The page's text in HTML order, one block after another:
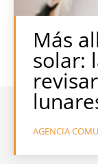
Más
solar:
AGENCIA